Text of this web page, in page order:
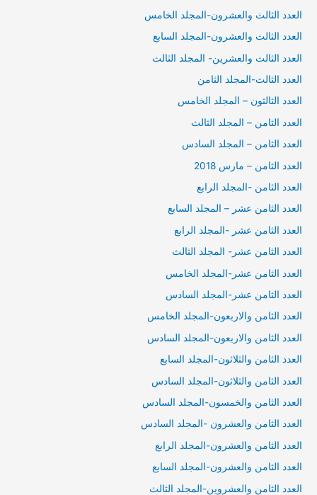
العدد الثالث والعشرون-المجلد الخامس
العدد الثالث والعشرون-المجلد السابع
العدد الثالث والعشرين- المجلد الثالث
العدد الثالث-المجلد الثامن
العدد الثالثون – المجلد الخامس
العدد الثامن – المجلد الثالث
العدد الثامن – المجلد السادس
العدد الثامن – مارس 2018
العدد الثامن -المجلد الرابع
العدد الثامن عشر – المجلد السابع
العدد الثامن عشر -المجلد الرابع
العدد الثامن عشر- المجلد الثالث
العدد الثامن عشر-المجلد الخامس
العدد الثامن عشر-المجلد السادس
العدد الثامن والاربعون-المجلد الخامس
العدد الثامن والاربعون-المجلد السادس
العدد الثامن والثلاثون-المجلد السابع
العدد الثامن والثلاثون-المجلد السادس
العدد الثامن والخمسون-المجلد السادس
العدد الثامن والعشرون -المجلد السادس
العدد الثامن والعشرون-المجلد الرابع
العدد الثامن والعشرون-المجلد السابع
العدد الثامن والعشروين-المجلد الثالث